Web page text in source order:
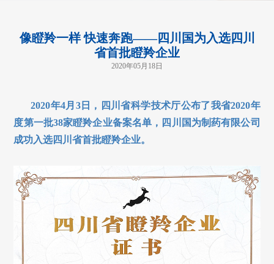
像瞪羚一样 快速奔跑——四川国为入选四川
省首批瞪羚企业
2020年05月18日
2020年4月3日，四川省科学技术厅公布了我省2020年
度第一批38家瞪羚企业备案名单，四川国为制药有限公司
成功入选四川省首批瞪羚企业。